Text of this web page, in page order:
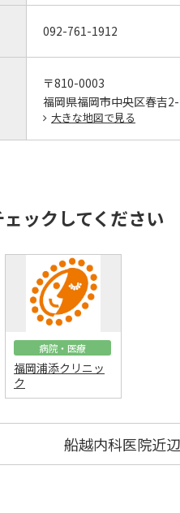
092-761-1912
〒810-0003
福岡県福岡市中央区春吉
大きな地図で見る
ックしてください
病院・医療
福岡浦添クリニッ
ク
船越内科医院近